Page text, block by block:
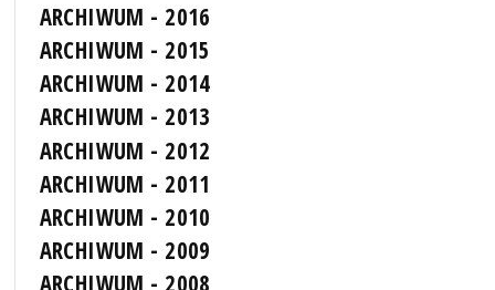
ARCHIWUM - 2016
ARCHIWUM - 2015
ARCHIWUM - 2014
ARCHIWUM - 2013
ARCHIWUM - 2012
ARCHIWUM - 2011
ARCHIWUM - 2010
ARCHIWUM - 2009
ARCHIWUM - 2008